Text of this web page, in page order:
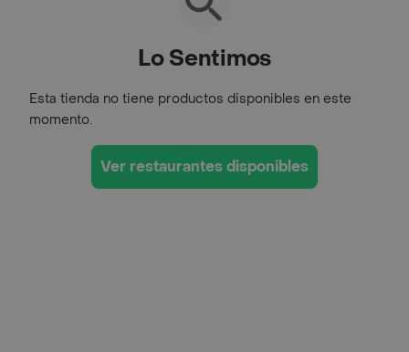
Lo Sentimos
Esta tienda no tiene productos disponibles en este
momento.
Ver restaurantes disponibles